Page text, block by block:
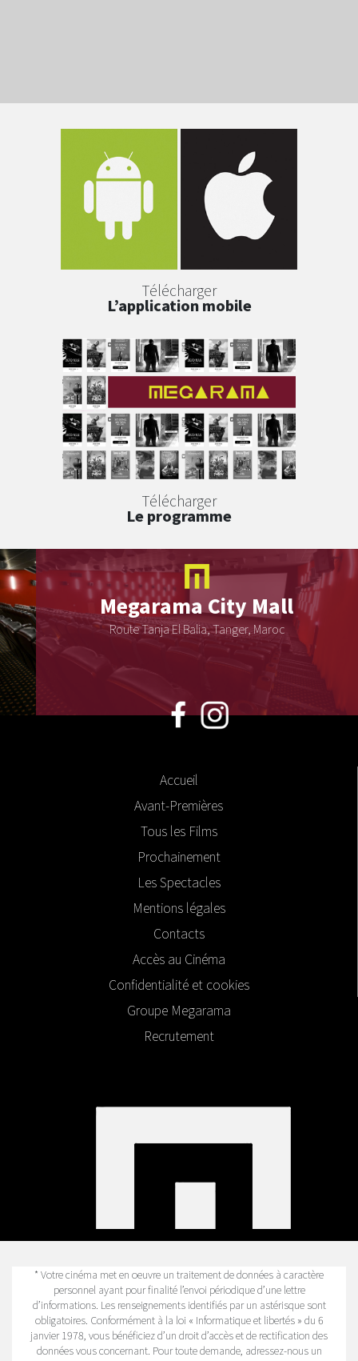
Télécharger
L’application mobile
Télécharger
Le programme
MegaramaCity Mall
Route Tanja El Balia, Tanger, Maroc
Accueil
Avant-Premières
Tous les Films
Prochainement
Les Spectacles
Mentions légales
Contacts
Accès au Cinéma
Confidentialité et cookies
Groupe Megarama
Recrutement
* Votre cinéma met en oeuvre un traitement de données à caractère
personnel ayant pour finalité l’envoi périodique d’une lettre
d’informations. Les renseignements identifiés par un astérisque sont
obligatoires. Conformément à la loi « Informatique et libertés » du 6
janvier 1978, vous bénéficiez d’un droit d’accès et de rectification des
données vous concernant. Pour toute demande, adressez-nous un